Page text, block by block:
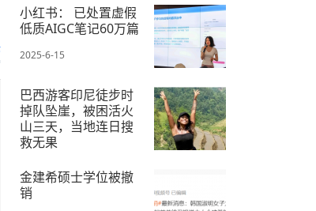
小红书： 已处置虚假
低质AIGC笔记60万篇
2025-6-15
巴西游客印尼徒步时
掉队坠崖，被困活火
山三天，当地连日搜
救无果
2025-6-24
金建希硕士学位被撤
销